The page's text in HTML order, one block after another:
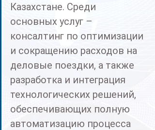
Казахстане. Среди
основных услуг –
консалтинг по оптимизации
и сокращению расходов на
деловые поездки, а также
разработка и интеграция
технологических решений,
обеспечивающих полную
автоматизацию процесса